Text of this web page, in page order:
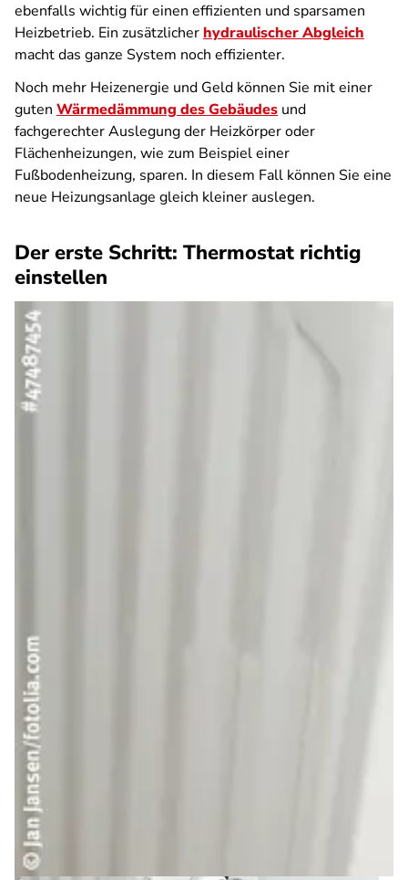
ebenfalls wichtig für einen effizienten und sparsamen
Heizbetrieb. Ein zusätzlicher hydraulischer Abgleich
macht das ganze System noch effizienter.
Noch mehr Heizenergie und Geld können Sie mit einer
guten Wärmedämmung des Gebäudes und
fachgerechter Auslegung der Heizkörper oder
Flächenheizungen, wie zum Beispiel einer
Fußbodenheizung, sparen. In diesem Fall können Sie eine
neue Heizungsanlage gleich kleiner auslegen.
Der erste Schritt: Thermostat richtig
einstellen